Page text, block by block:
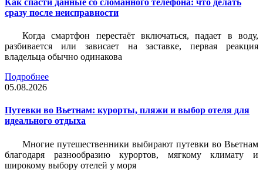
сразу после неисправности
Когда смартфон перестаёт включаться, падает в воду,
разбивается или зависает на заставке, первая реакция
владельца обычно одинакова
Подробнее
05.08.2026
Путевки во Вьетнам: курорты, пляжи и выбор отеля для
идеального отдыха
Многие путешественники выбирают путевки во Вьетнам
благодаря разнообразию курортов, мягкому климату и
широкому выбору отелей у моря